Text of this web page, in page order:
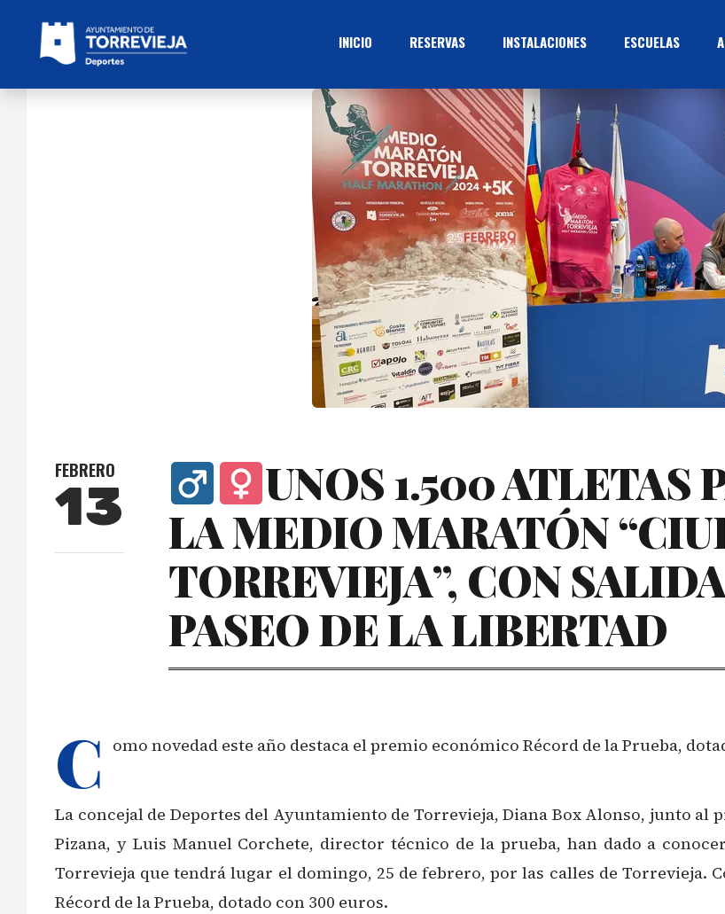
INICIO RESERVAS INSTALACIONES ESCUELAS
FEBRERO
13
UNOS 1.500 ATLETAS
LA MEDIO MARATÓN
TORREVIEJA”, CON
PASEO DE LA LIBERTAD
C omo novedad este año destaca el premio económico Récord de la Prueba,
La concejal de Deportes del Ayuntamiento de Torrevieja, Diana Box Alonso, junto al
Pizana, y Luis Manuel Corchete, director técnico de la prueba, han dado a
Torrevieja que tendrá lugar el domingo, 25 de febrero, por las calles de Torrevieja.
Récord de la Prueba, dotado con 300 euros.